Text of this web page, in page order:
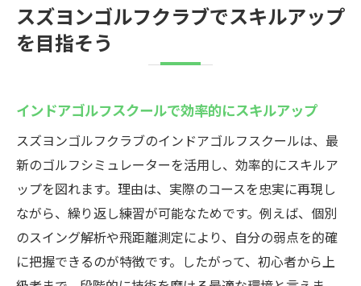
スズヨンゴルフクラブでスキルアップ
を目指そう
インドアゴルフスクールで効率的にスキルアップ
スズヨンゴルフクラブのインドアゴルフスクールは、最
新のゴルフシミュレーターを活用し、効率的にスキルア
ップを図れます。理由は、実際のコースを忠実に再現し
ながら、繰り返し練習が可能なためです。例えば、個別
のスイング解析や飛距離測定により、自分の弱点を的確
に把握できるのが特徴です。したがって、初心者から上